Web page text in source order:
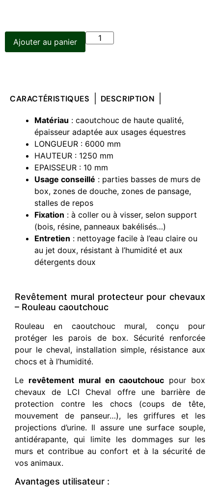
Ajouter au panier
CARACTÉRISTIQUES DESCRIPTION
Matériau : caoutchouc de haute qualité,
épaisseur adaptée aux usages équestres
LONGUEUR : 6000 mm
HAUTEUR : 1250 mm
EPAISSEUR : 10 mm
Usage conseillé : parties basses de murs de
box, zones de douche, zones de pansage,
stalles de repos
Fixation : à coller ou à visser, selon support
(bois, résine, panneaux bakélisés…)
Entretien : nettoyage facile à l’eau claire ou
au jet doux, résistant à l’humidité et aux
détergents doux
Revêtement mural protecteur pour chevaux
– Rouleau caoutchouc
Rouleau en caoutchouc mural, conçu pour
protéger les parois de box. Sécurité renforcée
pour le cheval, installation simple, résistance aux
chocs et à l’humidité.
Le revêtement mural en caoutchouc pour box
chevaux de LCI Cheval offre une barrière de
protection contre les chocs (coups de tête,
mouvement de panseur…), les griffures et les
projections d’urine. Il assure une surface souple,
antidérapante, qui limite les dommages sur les
murs et contribue au confort et à la sécurité de
vos animaux.
Avantages utilisateur :